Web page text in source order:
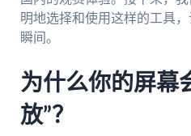
明地选择和使用这样的工具
瞬间。
为什么你的屏幕
放”？